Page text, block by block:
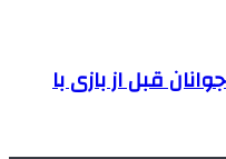
قبل از بازی با